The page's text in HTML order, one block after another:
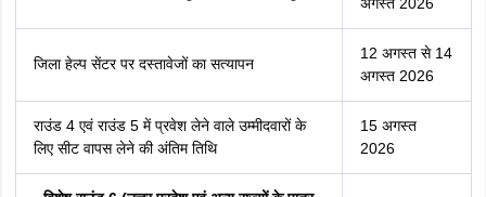
जिला हेल्प सेंटर पर दस्तावेजों का सत्यापन
12 अगस्त से 14
अगस्त 2026
राउंड 4 एवं राउंड 5 में प्रवेश लेने वाले उम्मीदवारों के
लिए सीट वापस लेने की अंतिम तिथि
15 अगस्त
2026